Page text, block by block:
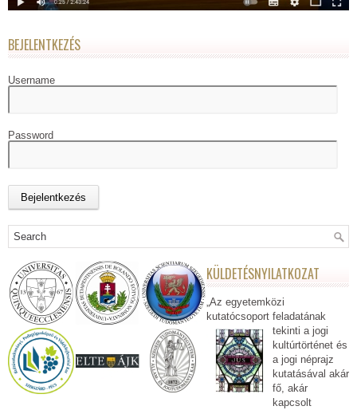
BEJELENTKEZÉS
Username
Password
KÜLDETÉSNYILATKOZAT
„Az egyetemközi
kutatócsoport feladatának
tekinti a jogi
kultúrtörténet és
a jogi néprajz
kutatásával akár
fő, akár
kapcsolt